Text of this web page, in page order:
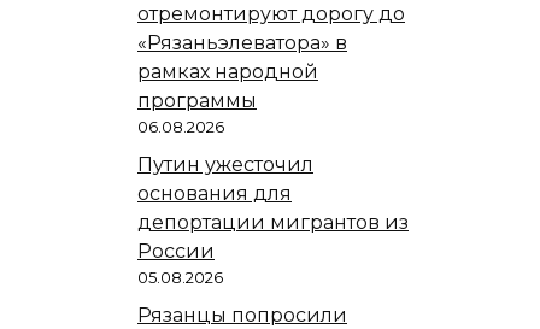
отремонтируют дорогу до
«Рязаньэлеватора» в
рамках народной
программы
06.08.2026
Путин ужесточил
основания для
депортации мигрантов из
России
05.08.2026
Рязанцы попросили